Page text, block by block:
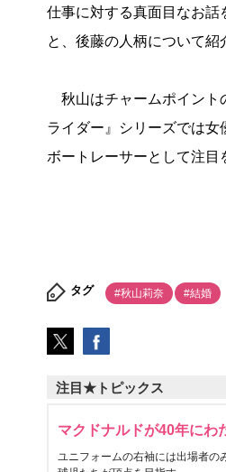
仕事に対する真面目なお話
と、後藤の人柄について紹
秋山はチャームポイント
ライダー』シリーズでは
ボートレーサーとして注目
タグ #秋山莉奈 #結婚
注目★トピックス
マクドナルドが40年にわ
ユニフォームの右袖には出場者の